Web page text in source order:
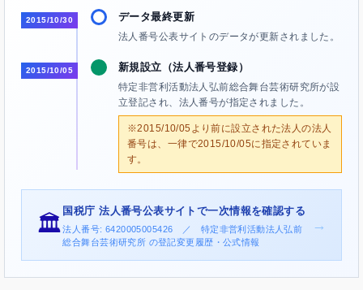
2015/10/30 データ最終更新
法人番号公表サイトのデータが更新されました。
2015/10/05 新規設立（法人番号登録）
特定非営利活動法人弘前総合舞台芸術研究所が設
立登記され、法人番号が指定されました。
※2015/10/05より前に設立された法人の法人
番号は、一律で2015/10/05に指定されていま
す。
🏛️
国税庁 法人番号公表サイトで一次情報を確認する
法人番号: 6420005005426 ／ 特定非営利活動法人弘前
総合舞台芸術研究所 の登記変更履歴・公式情報
→